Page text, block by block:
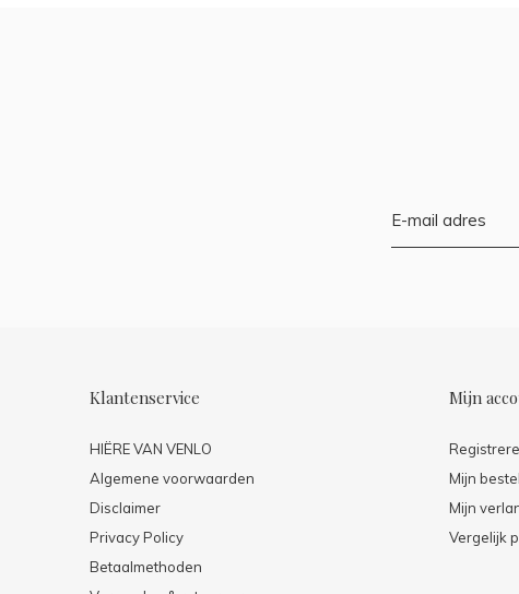
Klantenservice
HIËRE VAN VENLO
Algemene voorwaarden
Disclaimer
Privacy Policy
Betaalmethoden
Mijn
Mijn
Mijn
Vergelijk